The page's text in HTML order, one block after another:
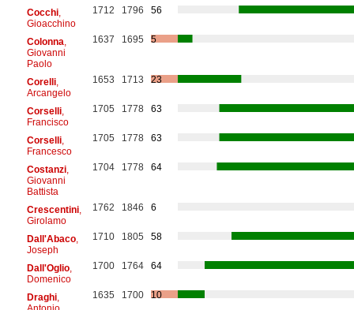
Cocchi,
Gioacchino
1712 1796 56
Colonna
Giovanni
Paolo
1637 1695 5
Corelli,
Arcangelo
1653 1713 23
Corselli,
Francisco
1705 1778 63
Corselli,
Francesco
1705 1778 63
Costanzi,
Giovanni
Battista
1704 1778 64
Crescentini,
Girolamo
1762 1846 6
Dall'Abaco,
Joseph
1710 1805 58
Dall'Oglio,
Domenico
1700 1764 64
Draghi,
1635 1700 10